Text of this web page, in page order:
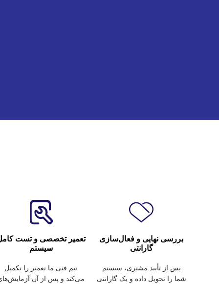
تعمیر تخصصی و تست
سیستم
تیم فنی ما تعمیر را تکمیل
می‌کند و پس از آن
بررسی نهایی و فعال‌سازی
گارانتی
پس از تأیید مشتری، سیستم
شما را تحویل داده و یک گارانتی